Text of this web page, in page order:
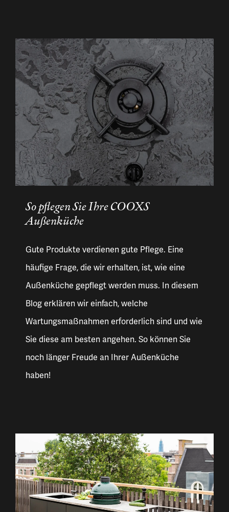
So pflegen Sie Ihre COOXS
Außenküche
Gute Produkte verdienen gute Pflege. Eine
häufige Frage, die wir erhalten, ist, wie eine
Außenküche gepflegt werden muss. In diesem
Blog erklären wir einfach, welche
Wartungsmaßnahmen erforderlich sind und wie
Sie diese am besten angehen. So können Sie
noch länger Freude an Ihrer Außenküche
haben!